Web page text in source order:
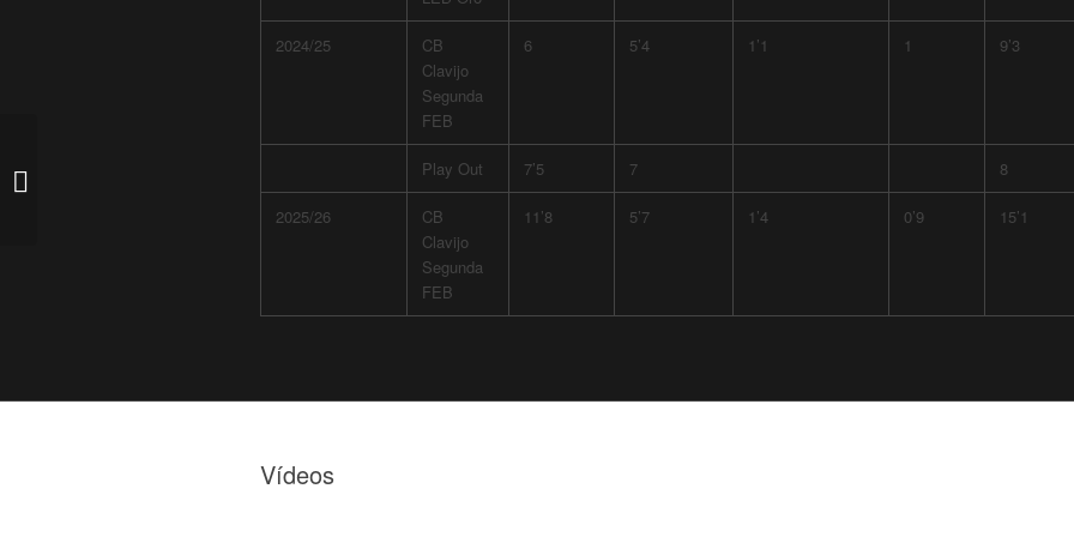
2024/25
CB
Clavijo
Segunda
FEB
6 5’4 1’1 1 9’3
Play Out 7’5 7 8
2025/26
CB
Clavijo
Segunda
FEB
11’8 5’7 1’4 0’9 15’1
Vídeos